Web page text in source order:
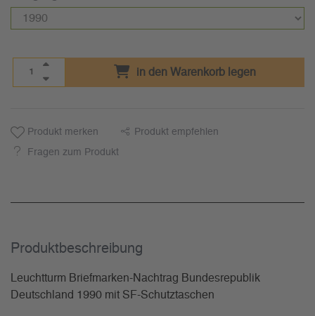
in den Warenkorb legen
Produkt merken Produkt empfehlen
Fragen zum Produkt
Produkt­beschreibung
Leuchtturm Briefmarken-Nachtrag Bundesrepublik
Deutschland 1990 mit SF-Schutztaschen